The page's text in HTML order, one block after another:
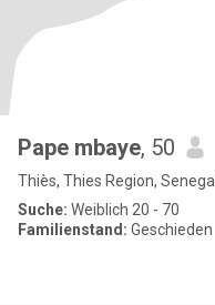
Pape mbaye, 50
Thiès, Thies Region, Senegal
Suche: Weiblich 20 - 70
Familienstand: Geschieden